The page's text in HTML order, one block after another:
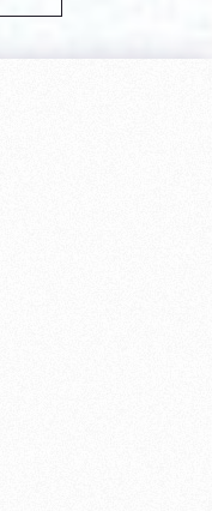
ます）